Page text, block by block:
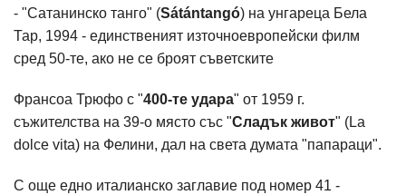
- "Сатанинско танго" (Sátántangó) на унгареца Бела
Тар, 1994 - единственият източноевропейски филм
сред 50-те, ако не се броят съветските
Франсоа Трюфо с "400-те удара" от 1959 г.
съжителства на 39-о място със "Сладък живот" (La
dolce vita) на Фелини, дал на света думата "папараци".
С още едно италианско заглавие под номер 41 -